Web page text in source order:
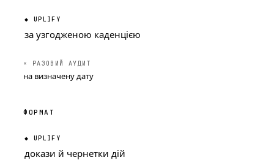
за узгодженою каденцією
на визначену дату
ФОРМАТ
докази й чернетки дій